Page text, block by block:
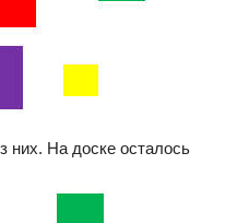
них. На доске осталось